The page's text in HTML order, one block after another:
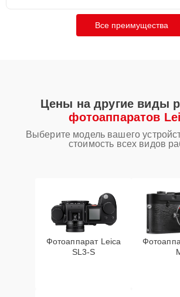
Все преимущества
Цены на другие виды
фотоаппаратов
Выберите модель вашего
стоимость всех видов
Фотоаппарат Leica
SL3‑S